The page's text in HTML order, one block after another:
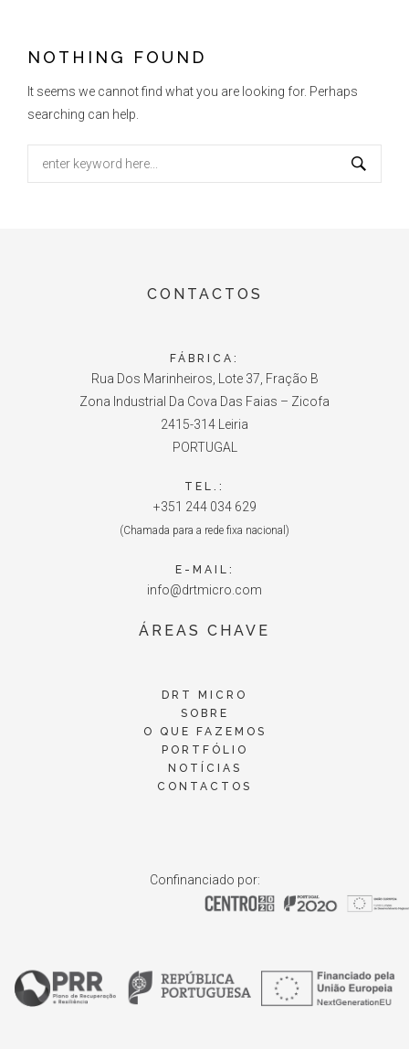
NOTHING FOUND
It seems we cannot find what you are looking for. Perhaps
searching can help.
CONTACTOS
FÁBRICA:
Rua Dos Marinheiros, Lote 37, Fração B
Zona Industrial Da Cova Das Faias – Zicofa
2415-314 Leiria
PORTUGAL
TEL.:
+351 244 034 629
(Chamada para a rede fixa nacional)
E-MAIL:
info@drtmicro.com
ÁREAS CHAVE
DRT MICRO
SOBRE
O QUE FAZEMOS
PORTFÓLIO
NOTÍCIAS
CONTACTOS
Confinanciado por: